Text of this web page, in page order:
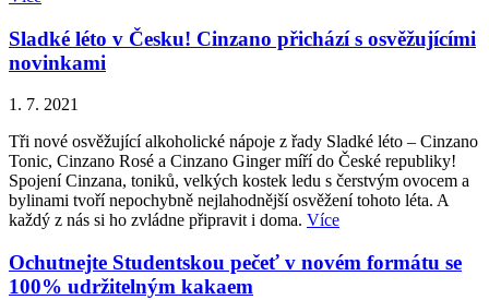
Sladké léto v Česku! Cinzano přichází s osvěžujícími
novinkami
1. 7. 2021
Tři nové osvěžující alkoholické nápoje z řady Sladké léto – Cinzano
Tonic, Cinzano Rosé a Cinzano Ginger míří do České republiky!
Spojení Cinzana, toniků, velkých kostek ledu s čerstvým ovocem a
bylinami tvoří nepochybně nejlahodnější osvěžení tohoto léta. A
každý z nás si ho zvládne připravit i doma. Více
Ochutnejte Studentskou pečeť v novém formátu se
100% udržitelným kakaem